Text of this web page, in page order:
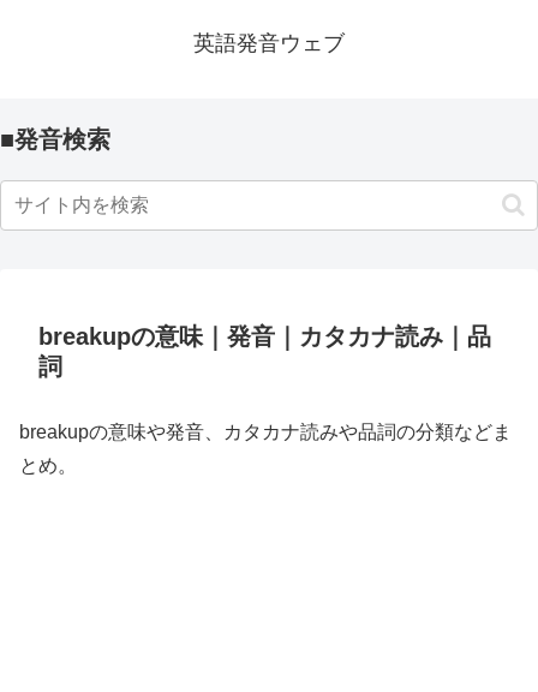
英語発音ウェブ
■発音検索
breakupの意味｜発音｜カタカナ読み｜品
詞
breakupの意味や発音、カタカナ読みや品詞の分類などま
とめ。